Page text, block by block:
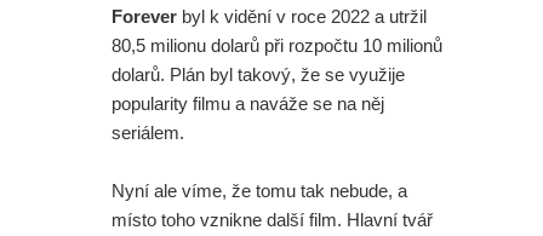
Forever byl k vidění v roce 2022 a utržil
80,5 milionu dolarů při rozpočtu 10 milionů
dolarů. Plán byl takový, že se využije
popularity filmu a naváže se na něj
seriálem.
Nyní ale víme, že tomu tak nebude, a
místo toho vznikne další film. Hlavní tvář